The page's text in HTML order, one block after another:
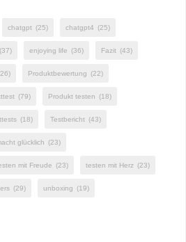
chatgpt (25) chatgpt4 (25)
(37) enjoying life (36) Fazit (43)
Produktbewertung (22)
(79) Produkt testen (18)
(18) Testbericht (43)
glücklich (23)
mit Freude (23) testen mit Herz (23)
(29) unboxing (19)